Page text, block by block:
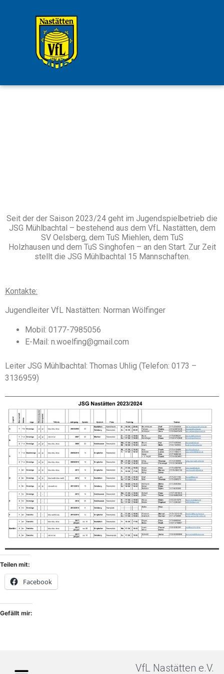
JSG Mühlbachtal
Seit der der Saison 2023/24 geht im Jugendspielbetrieb die
JSG Mühlbachtal – bestehend aus dem VfL Nastätten, dem
SV Oelsberg, dem TuS Miehlen, dem TuS
Holzhausen und dem TuS Singhofen – an den Start. Zur Zeit
stellt die JSG Mühlbachtal 15 Mannschaften.
Kontakte:
Jugendleiter VfL Nastätten: Norman Wölfinger
Mobil: 0177-7985056
E-Mail: n.woelfing@gmail.com
Leiter JSG Mühlbachtal: Thomas Uhlig (Telefon: 0173 –
3136959)
Teilen mit:
Facebook
Gefällt mir:
VfL Nastätten e.V.